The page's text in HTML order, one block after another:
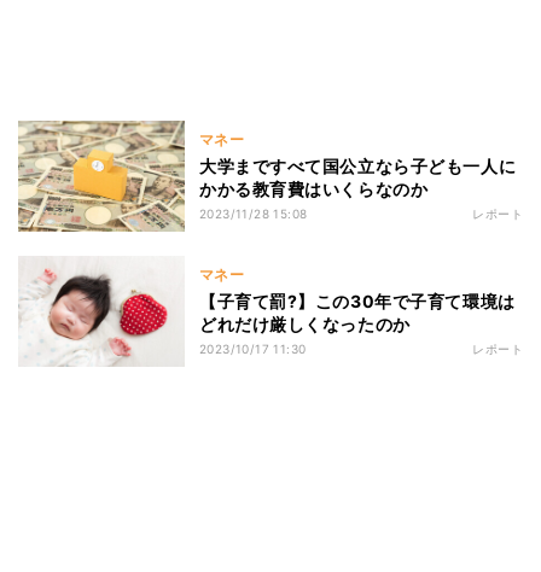
マネー
大学まですべて国公立なら子ども一人に
かかる教育費はいくらなのか
2023/11/28 15:08 レポート
マネー
【子育て罰?】この30年で子育て環境は
どれだけ厳しくなったのか
2023/10/17 11:30 レポート